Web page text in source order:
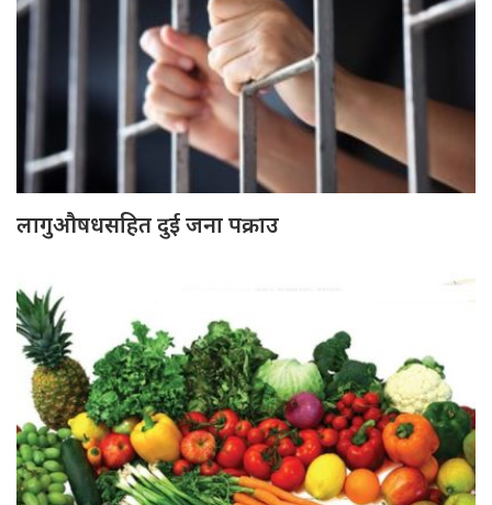
लागुऔषधसहित दुई जना पक्राउ